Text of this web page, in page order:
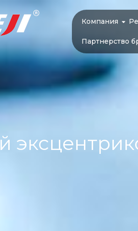
Компания
Партнерство